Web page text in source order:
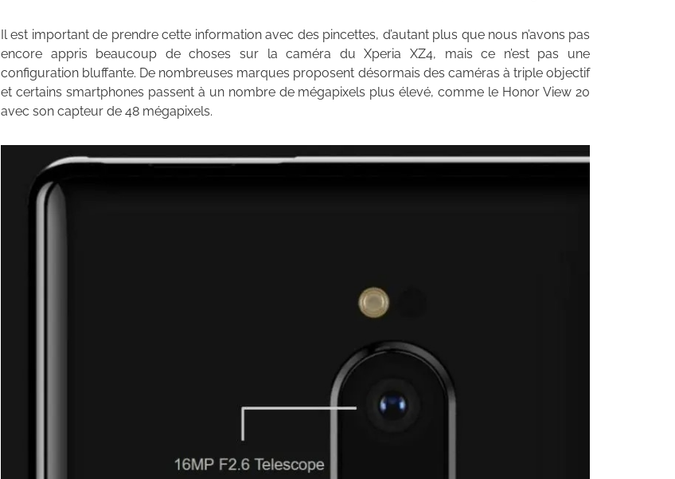
Il est important de prendre cette information avec des pincettes, d’autant plus que nous n’avons pas
encore appris beaucoup de choses sur la caméra du Xperia XZ4, mais ce n’est pas une
configuration bluffante. De nombreuses marques proposent désormais des caméras à triple objectif
et certains smartphones passent à un nombre de mégapixels plus élevé, comme le Honor View 20
avec son capteur de 48 mégapixels.